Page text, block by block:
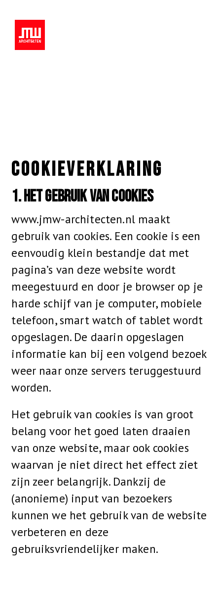
COOKIEVERKLARING
1. Het gebruik van cookies
www.jmw-architecten.nl maakt
gebruik van cookies. Een cookie is een
eenvoudig klein bestandje dat met
pagina’s van deze website wordt
meegestuurd en door je browser op je
harde schijf van je computer, mobiele
telefoon, smart watch of tablet wordt
opgeslagen. De daarin opgeslagen
informatie kan bij een volgend bezoek
weer naar onze servers teruggestuurd
worden.
Het gebruik van cookies is van groot
belang voor het goed laten draaien
van onze website, maar ook cookies
waarvan je niet direct het effect ziet
zijn zeer belangrijk. Dankzij de
(anonieme) input van bezoekers
kunnen we het gebruik van de website
verbeteren en deze
gebruiksvriendelijker maken.